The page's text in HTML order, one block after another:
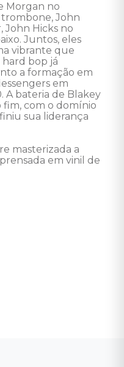
Morgan no
John
John Hicks no
Juntos, eles
vibrante que
bop já
a formação em
em
A bateria de Blakey
fim, com o domínio
sua liderança
masterizada a
em vinil de